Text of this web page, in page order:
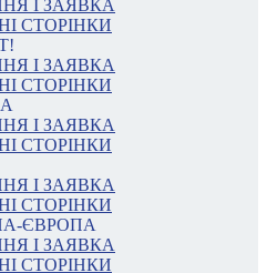
І ЗАЯВКА
СТОРІНКИ
І ЗАЯВКА
СТОРІНКИ
І ЗАЯВКА
СТОРІНКИ
І ЗАЯВКА
СТОРІНКИ
ЄВРОПА
І ЗАЯВКА
СТОРІНКИ